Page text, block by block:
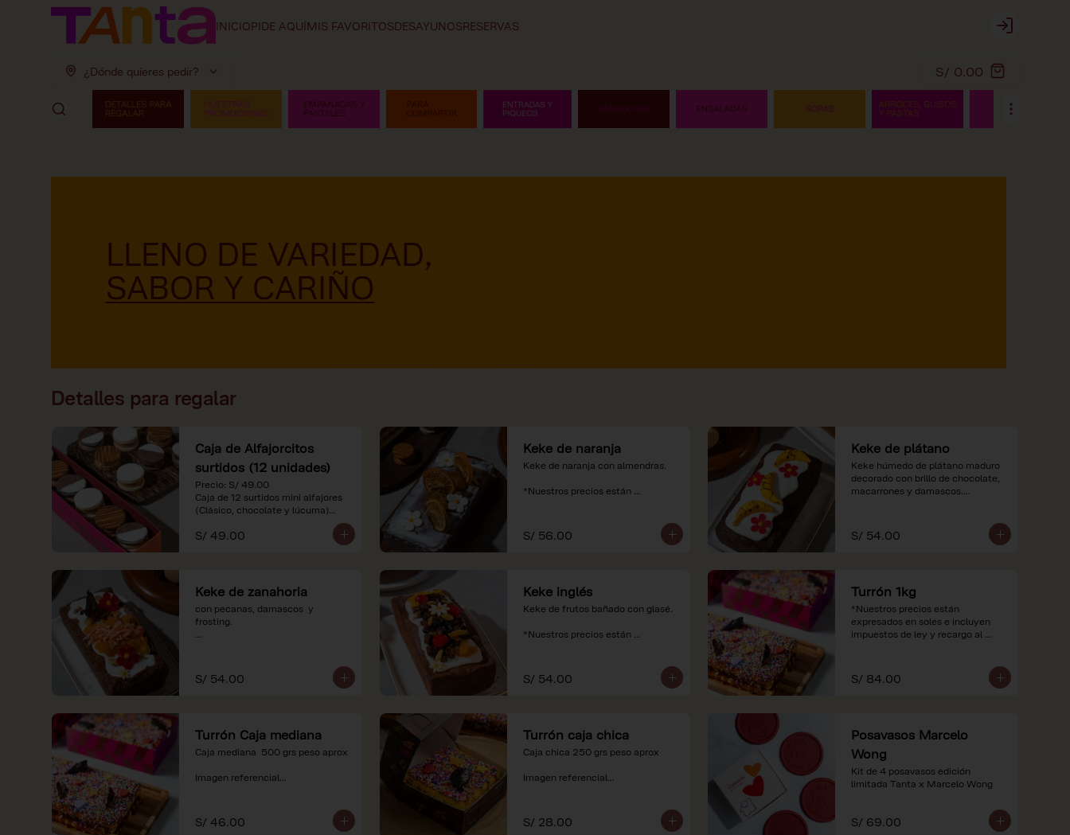
INICIOPIDE AQUÍMIS FAVORITOSDESAYUNOSRESERVAS Login
¿Dónde quieres pedir? S/ 0.00
Detalles para regalar
Caja de Alfajorcitos
surtidos (12 unidades)
Precio: S/ 49.00
Caja de 12 surtidos mini alfajores
(Clásico, chocolate y lúcuma)
*Nuestros precios están
S/ 49.00
Keke de naranja
Keke de naranja con almendras.
*Nuestros precios están
S/ 56.00
Keke de plátano
Keke húmedo de plátano maduro
decorado con brillo de chocolate,
macarrones y damascos.
expresados en soles e incluyen
impuestos de ley y recargo al
S/ 54.00
Keke de zanahoria
con pecanas, damascos  y
frosting.
consumo.
S/ 54.00
Keke inglés
Keke de frutos bañado con glasé.
*Nuestros precios están
S/ 54.00
Turrón 1kg
*Nuestros precios están
expresados en soles e incluyen
impuestos de ley y recargo al
S/ 84.00
Turrón Caja mediana
Caja mediana  500 grs peso aprox
Imagen referencial
expresados en soles e incluyen
impuestos de ley y recargo al
S/ 46.00
Turrón caja chica
Caja chica 250 grs peso aprox
Imagen referencial
expresados en soles e incluyen
impuestos de ley y recargo al
S/ 28.00
Posavasos Marcelo
Wong
Kit de 4 posavasos edición
limitada Tanta x Marcelo Wong
S/ 69.00